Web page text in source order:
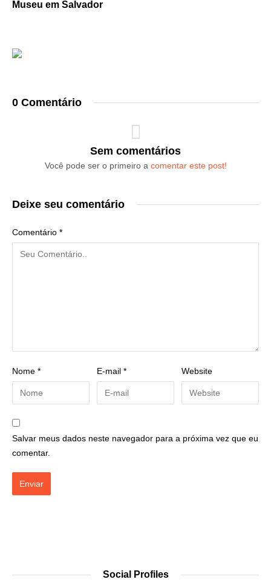
Museu em Salvador
0 Comentário
Sem comentários
Você pode ser o primeiro a comentar este post!
Deixe seu comentário
Comentário *
Nome * E-mail * Website
Salvar meus dados neste navegador para a próxima vez que eu
comentar.
Social Profiles